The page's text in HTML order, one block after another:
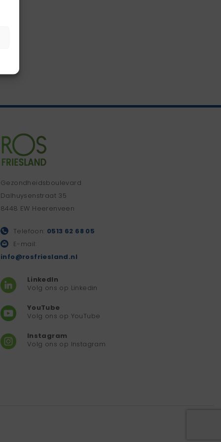
Gezondheidsboulevard
Dalhuysenstraat 35
8448 EW Heerenveen
Telefoon: 0513 62 68 05
E-mail:
info@rosfriesland.nl
LinkedIn
Volg ons op Linkedin
YouTube
Volg ons op YouTube
Instagram
Volg ons op Instagram